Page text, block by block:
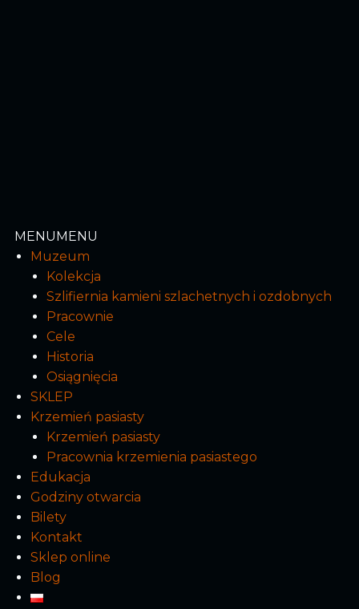
MENUMENU
Muzeum
Kolekcja
Szlifiernia kamieni szlachetnych i ozdobnych
Pracownie
Cele
Historia
Osiągnięcia
SKLEP
Krzemień pasiasty
Krzemień pasiasty
Pracownia krzemienia pasiastego
Edukacja
Godziny otwarcia
Bilety
Kontakt
Sklep online
Blog